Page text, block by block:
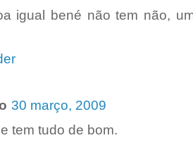
igual bené não tem não,
30 março, 2009
tem tudo de bom.